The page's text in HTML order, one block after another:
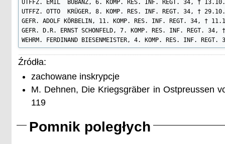
UTFFZ. EMIL  BUBANZ, 6. KOMP. RES. INF. REGT. 34, †
UTFFZ. OTTO  KRÜGER, 8. KOMP. RES. INF. REGT. 34, †
GEFR. ADOLF KÖRBELIN, 11. KOMP. RES. INF. REGT. 34, †
GEFR. D.R. ERNST SCHONFELD, 7. KOMP. RES. INF. REGT.
WEHRM. FERDINAND BIESENMEISTER, 4. KOMP. RES. INF.
Źródła:
zachowane inskrypcje
M. Dehnen, Die Kriegsgräber in Ostpreussen
119
Pomnik poległych